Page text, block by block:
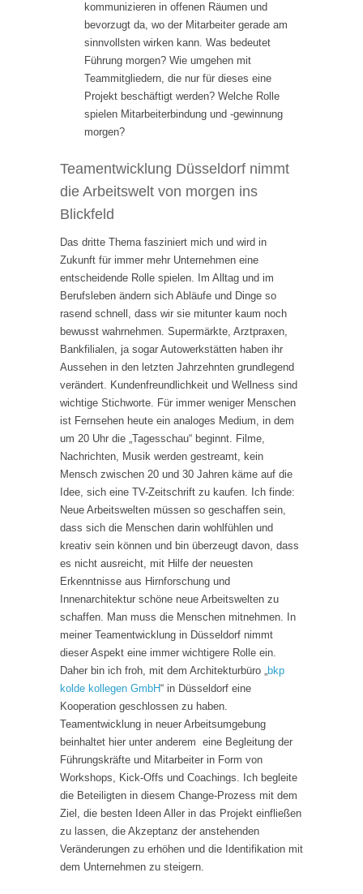
kommunizieren in offenen Räumen und
bevorzugt da, wo der Mitarbeiter gerade am
sinnvollsten wirken kann. Was bedeutet
Führung morgen? Wie umgehen mit
Teammitgliedern, die nur für dieses eine
Projekt beschäftigt werden? Welche Rolle
spielen Mitarbeiterbindung und -gewinnung
morgen?
Teamentwicklung Düsseldorf nimmt
die Arbeitswelt von morgen ins
Blickfeld
Das dritte Thema fasziniert mich und wird in
Zukunft für immer mehr Unternehmen eine
entscheidende Rolle spielen. Im Alltag und im
Berufsleben ändern sich Abläufe und Dinge so
rasend schnell, dass wir sie mitunter kaum noch
bewusst wahrnehmen. Supermärkte, Arztpraxen,
Bankfilialen, ja sogar Autowerkstätten haben ihr
Aussehen in den letzten Jahrzehnten grundlegend
verändert. Kundenfreundlichkeit und Wellness sind
wichtige Stichworte. Für immer weniger Menschen
ist Fernsehen heute ein analoges Medium, in dem
um 20 Uhr die „Tagesschau“ beginnt. Filme,
Nachrichten, Musik werden gestreamt, kein
Mensch zwischen 20 und 30 Jahren käme auf die
Idee, sich eine TV-Zeitschrift zu kaufen. Ich finde:
Neue Arbeitswelten müssen so geschaffen sein,
dass sich die Menschen darin wohlfühlen und
kreativ sein können und bin überzeugt davon, dass
es nicht ausreicht, mit Hilfe der neuesten
Erkenntnisse aus Hirnforschung und
Innenarchitektur schöne neue Arbeitswelten zu
schaffen. Man muss die Menschen mitnehmen. In
meiner Teamentwicklung in Düsseldorf nimmt
dieser Aspekt eine immer wichtigere Rolle ein.
Daher bin ich froh, mit dem Architekturbüro „bkp
kolde kollegen GmbH“ in Düsseldorf eine
Kooperation geschlossen zu haben.
Teamentwicklung in neuer Arbeitsumgebung
beinhaltet hier unter anderem eine Begleitung der
Führungskräfte und Mitarbeiter in Form von
Workshops, Kick-Offs und Coachings. Ich begleite
die Beteiligten in diesem Change-Prozess mit dem
Ziel, die besten Ideen Aller in das Projekt einfließen
zu lassen, die Akzeptanz der anstehenden
Veränderungen zu erhöhen und die Identifikation mit
dem Unternehmen zu steigern.